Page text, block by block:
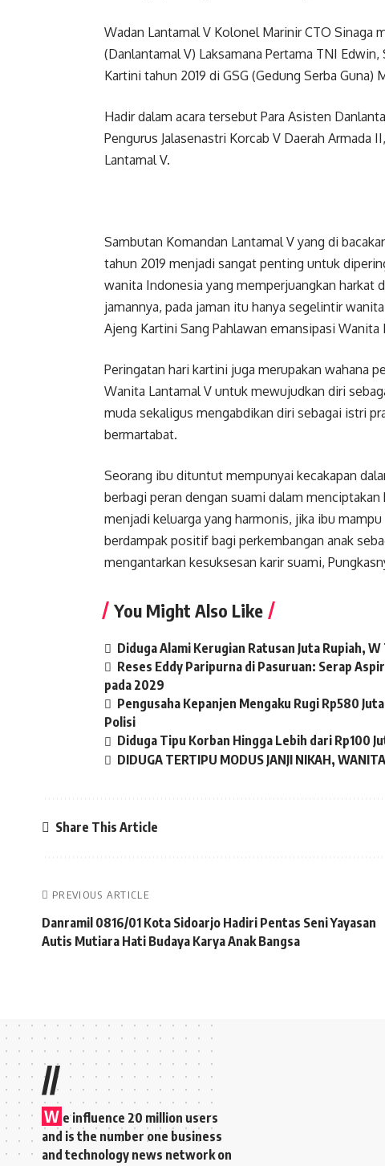
Wadan Lantamal V Kolonel Marinir CTO Sinaga
(Danlantamal V) Laksamana Pertama TNI
Kartini tahun 2019 di GSG (Gedung Serba Guna)
Hadir dalam acara tersebut Para Asisten
Pengurus Jalasenastri Korcab V Daerah
Lantamal V.
Sambutan Komandan Lantamal V yang di
tahun 2019 menjadi sangat penting untuk
wanita Indonesia yang memperjuangkan harkat
jamannya, pada jaman itu hanya segelintir
Ajeng Kartini Sang Pahlawan emansipasi Wanita
Peringatan hari kartini juga merupakan wahana
Wanita Lantamal V untuk mewujudkan diri
muda sekaligus mengabdikan diri sebagai istri
bermartabat.
Seorang ibu dituntut mempunyai kecakapan
berbagi peran dengan suami dalam
menjadi keluarga yang harmonis, jika ibu
berdampak positif bagi perkembangan anak
mengantarkan kesuksesan karir suami,
You Might Also Like
Diduga Alami Kerugian Ratusan Juta Rupiah,
Reses Eddy Paripurna di Pasuruan: Serap
pada 2029
Pengusaha Kepanjen Mengaku Rugi Rp580
Polisi
Diduga Tipu Korban Hingga Lebih dari Rp100
DIDUGA TERTIPU MODUS JANJI NIKAH,
Share This Article
PREVIOUS ARTICLE
Danramil 0816/01 Kota Sidoarjo Hadiri Pentas Seni Yayasan
Autis Mutiara Hati Budaya Karya Anak Bangsa
//
W e influence 20 million users
and is the number one business
and technology news network on